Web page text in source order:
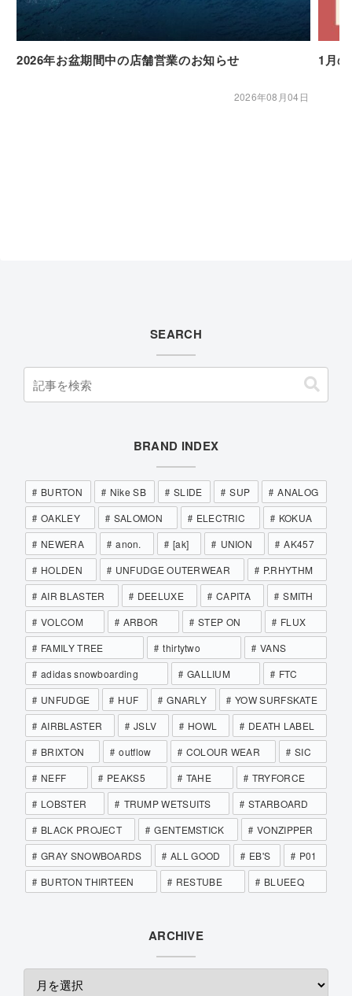
2026年お盆期間中の店舗営業のお知らせ
2026年08月04日
1月
SEARCH
BRAND INDEX
BURTON Nike SB SLIDE SUP
ANALOG
OAKLEY
SALOMON ELECTRIC
KOKUA
NEWERA
anon. [ak] UNION
AK457
HOLDEN
UNFUDGE OUTERWEAR
P.RHYTHM
AIR BLASTER
DEELUXE CAPITA
SMITH
VOLCOM
ARBOR STEP ON
FLUX
FAMILY TREE
thirtytwo
VANS
adidas snowboarding
GALLIUM
FTC
UNFUDGE
HUF GNARLY
YOW SURFSKATE
AIRBLASTER
JSLV HOWL
DEATH LABEL
BRIXTON
outflow COLOUR WEAR
SIC
NEFF
PEAKS5 TAHE
TRYFORCE
LOBSTER
TRUMP WETSUITS
STARBOARD
BLACK PROJECT
GENTEMSTICK
VONZIPPER
GRAY SNOWBOARDS
ALL GOOD EB'S
P01
BURTON THIRTEEN
RESTUBE BLUEEQ
ARCHIVE